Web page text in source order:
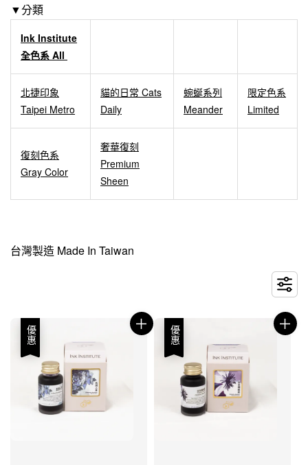
Ink Institute
全色系 All
北捷印象
Taipei Metro
貓的日常 Cats
Daily
蜿蜒系列
Meander
限定色系
Limited
復刻色系
Gray Color
奢華復刻
Premium
Sheen
▼分類
台灣製造 Made In Taiwan
優惠 優惠